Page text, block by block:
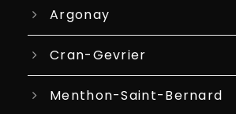
Argonay
Cran-Gevrier
Menthon-Saint-Bernard